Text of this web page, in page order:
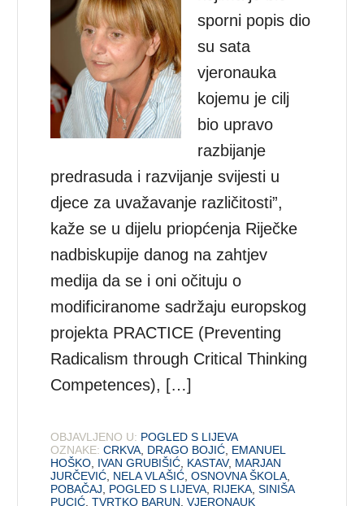
sporni popis dio
su sata
vjeronauka
kojemu je cilj
bio upravo
razbijanje
predrasuda i razvijanje svijesti u
djece za uvažavanje različitosti”,
kaže se u dijelu priopćenja Riječke
nadbiskupije danog na zahtjev
medija da se i oni očituju o
modificiranome sadržaju europskog
projekta PRACTICE (Preventing
Radicalism through Critical Thinking
Competences), […]
OBJAVLJENO U: POGLED S LIJEVA
OZNAKE: CRKVA DRAGO BOJIĆ EMANUEL
HOŠKO IVAN GRUBIŠIĆ KASTAV, MARJAN
JURČEVIĆ NELA VLAŠIĆ ,OSNOVNA ŠKOLA
POBAČAJ
POGLED S LIJEVA RIJEKA ,SINIŠA
PUCIĆ ,TVRTKO BARUN ,VJERONAUK